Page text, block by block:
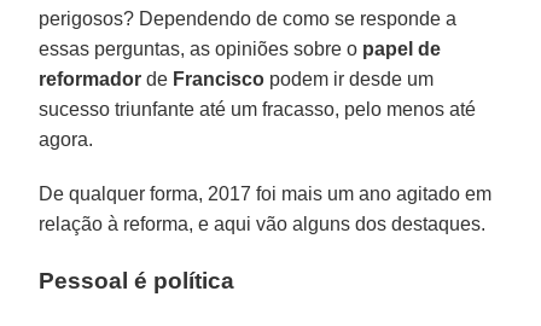
perigosos? Dependendo de como se responde a
essas perguntas, as opiniões sobre o papel de
reformador de Francisco podem ir desde um
sucesso triunfante até um fracasso, pelo menos até
agora.
De qualquer forma, 2017 foi mais um ano agitado em
relação à reforma, e aqui vão alguns dos destaques.
Pessoal é política